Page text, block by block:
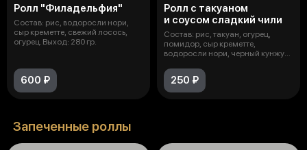
Ролл "Филадельфия"
Состав: рис, водоросли нори,
сыр креметте, свежий лосось,
огурец. Выход: 280 гр.
600 ₽
Ролл с такуаном
и соусом сладкий чили
Состав: рис, такуан, огурец,
помидор, сыр креметте,
водоросли нори, черный кунжут,
250 ₽
Запеченные роллы